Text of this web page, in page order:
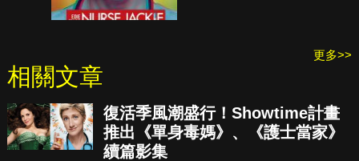
更多>>
相關文章
復活季風潮盛行！Showtime計畫
推出《單身毒媽》、《護士當家》
續篇影集